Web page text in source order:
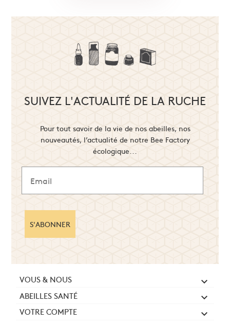
SUIVEZ L'ACTUALITÉ DE LA RUCHE
Pour tout savoir de la vie de nos abeilles, nos
nouveautés, l’actualité de notre Bee Factory
écologique...
S'ABONNER
VOUS & NOUS 
ABEILLES SANTÉ 
VOTRE COMPTE 